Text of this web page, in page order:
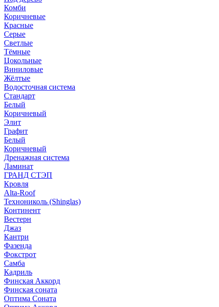
Комби
Коричневые
Красные
Серые
Светлые
Тёмные
Цокольные
Виниловые
Жёлтые
Водосточная система
Стандарт
Белый
Коричневый
Элит
Графит
Белый
Коричневый
Дренажная система
Ламинат
ГРАНД СТЭП
Кровля
Alta-Roof
Технониколь (Shinglas)
Континент
Вестерн
Джаз
Кантри
Фазенда
Фокстрот
Самба
Кадриль
Финская Аккорд
Финская соната
Оптима Соната